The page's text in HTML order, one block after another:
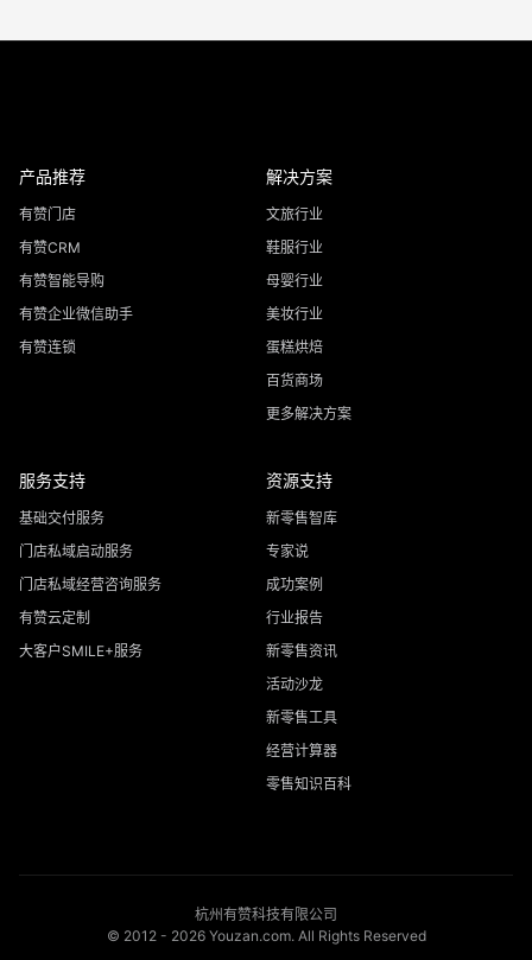
产品推荐
有赞门店
有赞CRM
有赞智能导购
有赞企业微信助手
有赞连锁
解决方案
文旅行业
鞋服行业
母婴行业
美妆行业
蛋糕烘焙
百货商场
更多解决方案
服务支持
基础交付服务
门店私域启动服务
门店私域经营咨询服务
有赞云定制
大客户SMILE+服务
资源支持
新零售智库
专家说
成功案例
行业报告
新零售资讯
活动沙龙
新零售工具
经营计算器
零售知识百科
杭州有赞科技有限公司
© 2012 - 2026Youzan.com. All Rights Reserved